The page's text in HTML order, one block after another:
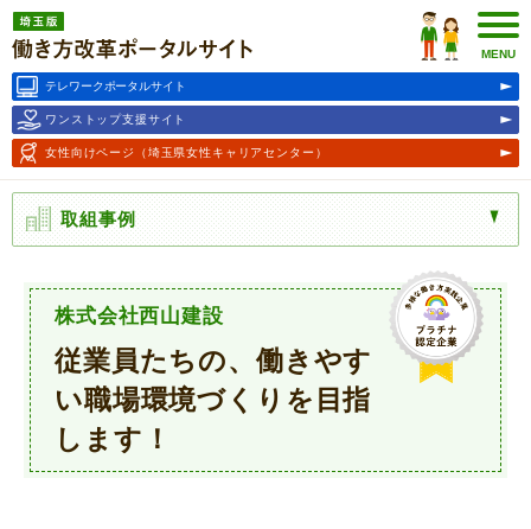
埼玉版働き方改革ポータルサ
イト
MENU
テレワークポータルサイト
ワンストップ支援サイト
女性向けページ （埼玉県女性キャリアセンター）
取組事例
株式会社西山建設
従業員たちの、働きやす
い職場環境づくりを目指
します！